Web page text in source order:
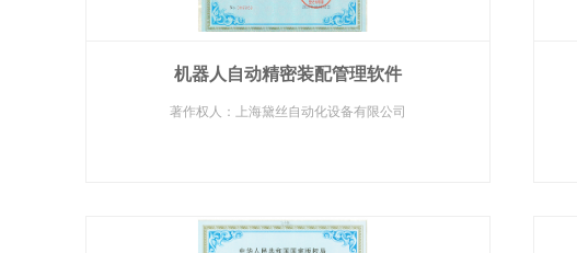
机器人自动精密装配管理软件
著作权人：上海黛丝自动化设备有限公司